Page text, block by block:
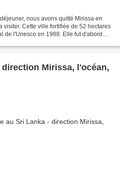
nous avons quitté Mirissa en
Cette ville fortifiée de 52 hectares
de l'Unesco en 1988. Elle fut d'abord
Mirissa, l'océan,